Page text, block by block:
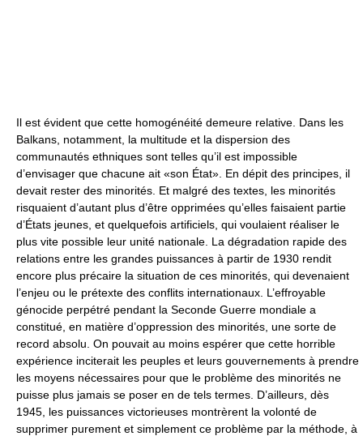
Il est évident que cette homogénéité demeure relative. Dans les
Balkans, notamment, la multitude et la dispersion des
communautés ethniques sont telles qu’il est impossible
d’envisager que chacune ait «son État». En dépit des principes, il
devait rester des minorités. Et malgré des textes, les minorités
risquaient d’autant plus d’être opprimées qu’elles faisaient partie
d’États jeunes, et quelquefois artificiels, qui voulaient réaliser le
plus vite possible leur unité nationale. La dégradation rapide des
relations entre les grandes puissances à partir de 1930 rendit
encore plus précaire la situation de ces minorités, qui devenaient
l’enjeu ou le prétexte des conflits internationaux. L’effroyable
génocide perpétré pendant la Seconde Guerre mondiale a
constitué, en matière d’oppression des minorités, une sorte de
record absolu. On pouvait au moins espérer que cette horrible
expérience inciterait les peuples et leurs gouvernements à prendre
les moyens nécessaires pour que le problème des minorités ne
puisse plus jamais se poser en de tels termes. D’ailleurs, dès
1945, les puissances victorieuses montrèrent la volonté de
supprimer purement et simplement ce problème par la méthode, à